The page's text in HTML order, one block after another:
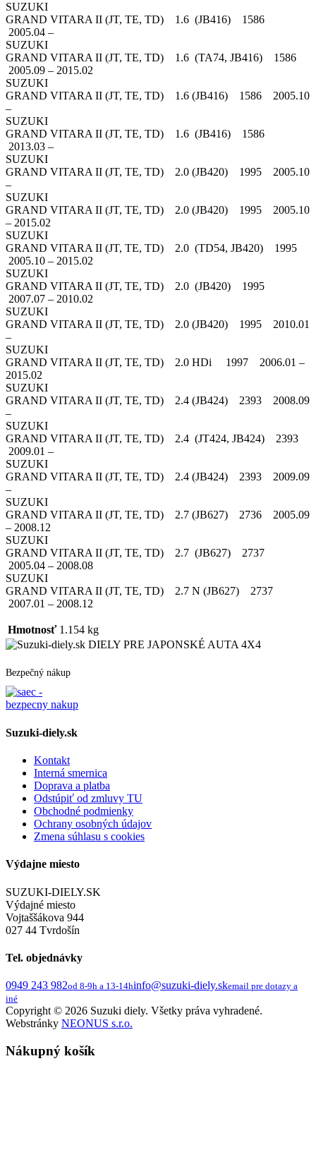
SUZUKI
GRAND VITARA II (JT, TE, TD) 1.6 (JB416) 1586
2005.04 –
SUZUKI
GRAND VITARA II (JT, TE, TD) 1.6 (TA74, JB416) 1586
2005.09 – 2015.02
SUZUKI
GRAND VITARA II (JT, TE, TD) 1.6 (JB416) 1586 2005.10
–
SUZUKI
GRAND VITARA II (JT, TE, TD) 1.6 (JB416) 1586
2013.03 –
SUZUKI
GRAND VITARA II (JT, TE, TD) 2.0 (JB420) 1995 2005.10
–
SUZUKI
GRAND VITARA II (JT, TE, TD) 2.0 (JB420) 1995 2005.10
– 2015.02
SUZUKI
GRAND VITARA II (JT, TE, TD) 2.0 (TD54, JB420) 1995
2005.10 – 2015.02
SUZUKI
GRAND VITARA II (JT, TE, TD) 2.0 (JB420) 1995
2007.07 – 2010.02
SUZUKI
GRAND VITARA II (JT, TE, TD) 2.0 (JB420) 1995 2010.01
–
SUZUKI
GRAND VITARA II (JT, TE, TD) 2.0 HDi 1997 2006.01 –
2015.02
SUZUKI
GRAND VITARA II (JT, TE, TD) 2.4 (JB424) 2393 2008.09
–
SUZUKI
GRAND VITARA II (JT, TE, TD) 2.4 (JT424, JB424) 2393
2009.01 –
SUZUKI
GRAND VITARA II (JT, TE, TD) 2.4 (JB424) 2393 2009.09
–
SUZUKI
GRAND VITARA II (JT, TE, TD) 2.7 (JB627) 2736 2005.09
– 2008.12
SUZUKI
GRAND VITARA II (JT, TE, TD) 2.7 (JB627) 2737
2005.04 – 2008.08
SUZUKI
GRAND VITARA II (JT, TE, TD) 2.7 N (JB627) 2737
2007.01 – 2008.12
Hmotnosť 1.154 kg
DIELY PRE JAPONSKÉ AUTA 4X4
Bezpečný nákup
Suzuki-diely.sk
Kontakt
Interná smernica
Doprava a platba
Odstúpiť od zmluvy TU
Obchodné podmienky
Ochrany osobných údajov
Zmena súhlasu s cookies
Výdajne miesto
SUZUKI-DIELY.SK
Výdajné miesto
Vojtaššákova 944
027 44 Tvrdošín
Tel. objednávky
0949 243 982od 8-9h a 13-14hinfo@suzuki-diely.skemail pre dotazy a
iné
Copyright © 2026 Suzuki diely. Všetky práva vyhradené.
Webstránky NEONUS s.r.o.
Nákupný košík